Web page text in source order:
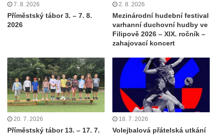
7. 8. 2026
Příměstský tábor 3. – 7. 8.
2026
2. 8. 2026
Mezinárodní hudební festival
varhanní duchovní hudby ve
Filipově 2026 – XIX. ročník –
zahajovací koncert
20. 7. 2026
Příměstský tábor 13. – 17. 7.
18. 7. 2026
Volejbalová přátelská utkání